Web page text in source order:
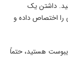
داشتن یک
را اختصاص داده و
هستید، حتماً